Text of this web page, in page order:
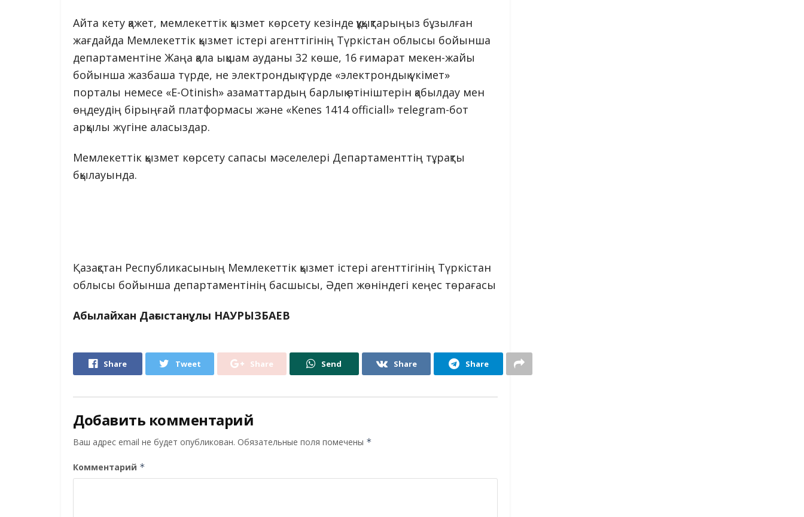
Айта кету қажет, мемлекеттік қызмет көрсету кезінде құқықтарыңыз бұзылған
жағдайда Мемлекеттік қызмет істері агенттігінің Түркістан облысы бойынша
департаментіне Жаңа қала ықшам ауданы 32 көше, 16 ғимарат мекен-жайы
бойынша жазбаша түрде, не электрондық түрде «электрондық үкімет»
порталы немесе «Е-Otinish» азаматтардың барлық өтініштерін қабылдау мен
өңдеудің бірыңғай платформасы және «Kenes 1414 officiall» тelegram-бот
арқылы жүгіне аласыздар.
Мемлекеттік қызмет көрсету сапасы мәселелері Департаменттің тұрақты
бқылауында.
Қазақстан Республикасының Мемлекеттік қызмет істері агенттігінің Түркістан
облысы бойынша департаментінің басшысы, Әдеп жөніндегі кеңес төрағасы
Абылайхан Дағыстанұлы НАУРЫЗБАЕВ
Share Tweet Share Send Share Share
Добавить комментарий
Ваш адрес email не будет опубликован. Обязательные поля помечены *
Комментарий *